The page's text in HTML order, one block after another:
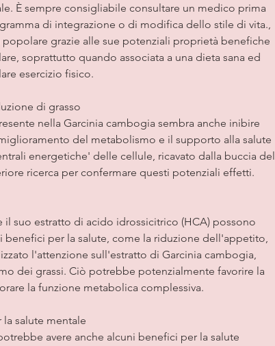
È sempre consigliabile consultare un medico prima
di integrazione o di modifica dello stile di vita.,
grazie alle sue potenziali proprietà benefiche
soprattutto quando associata a una dieta sana ed
esercizio fisico.
di grasso
nella Garcinia cambogia sembra anche inibire
del metabolismo e il supporto alla salute
energetiche' delle cellule, ricavato dalla buccia del
ricerca per confermare questi potenziali effetti.
il suo estratto di acido idrossicitrico (HCA) possono
benefici per la salute, come la riduzione dell'appetito,
l'attenzione sull'estratto di Garcinia cambogia,
dei grassi. Ciò potrebbe potenzialmente favorire la
la funzione metabolica complessiva.
salute mentale
avere anche alcuni benefici per la salute